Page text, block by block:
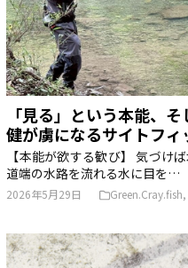
「見る」という本能、
健が虜になるサイトフィ
【本能が欲する歓び】 気づけ
道端の水路を流れる水に目を…
2026年5月29日 Green.Cray.fish